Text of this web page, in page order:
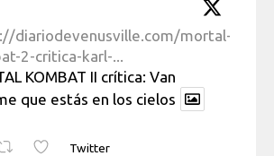
diariodevenusville.com/mortal-
2-critica-karl-...
KOMBAT II crítica: Van
que estás en los cielos
Twitter